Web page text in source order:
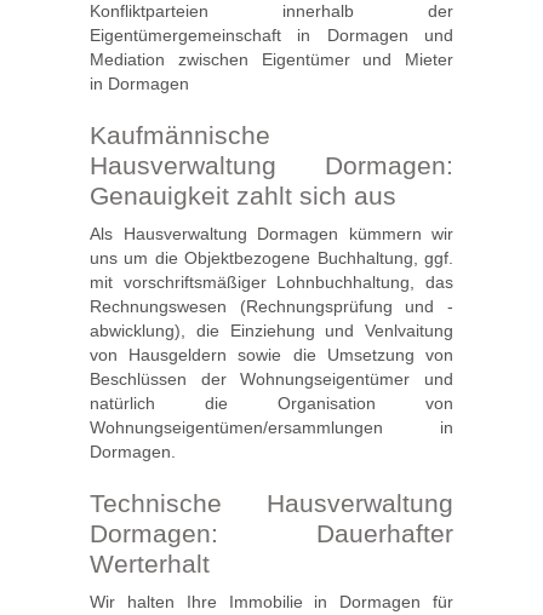
Konfliktparteien innerhalb der
Eigentümergemeinschaft in Dormagen und
Mediation zwischen Eigentümer und Mieter
in Dormagen
Kaufmännische
Hausverwaltung Dormagen:
Genauigkeit zahlt sich aus
Als Hausverwaltung Dormagen kümmern wir
uns um die Objektbezogene Buchhaltung, ggf.
mit vorschriftsmäßiger Lohnbuchhaltung, das
Rechnungswesen (Rechnungsprüfung und -
abwicklung), die Einziehung und Venlvaitung
von Hausgeldern sowie die Umsetzung von
Beschlüssen der Wohnungseigentümer und
natürlich die Organisation von
Wohnungseigentümen/ersammlungen in
Dormagen.
Technische Hausverwaltung
Dormagen: Dauerhafter
Werterhalt
Wir halten Ihre Immobilie in Dormagen für